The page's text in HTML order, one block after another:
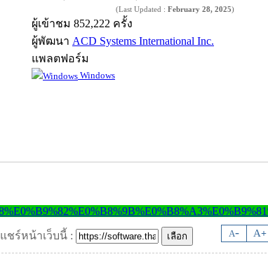
(Last Updated : February 28, 2025)
ผู้เข้าชม 852,222 ครั้ง
ผู้พัฒนา ACD Systems International Inc.
แพลตฟอร์ม
Windows
A- A+
แชร์หน้าเว็บนี้ :